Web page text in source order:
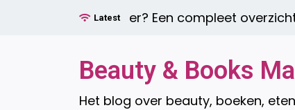
Latest
zijn er? Een compleet overzicht
Beauty & Books
Het blog over beauty, boeken,